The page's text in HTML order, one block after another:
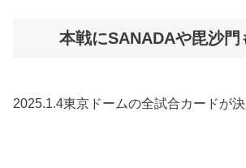
本戦にSANADAや毘沙門
2025.1.4東京ドームの全試合カードが決